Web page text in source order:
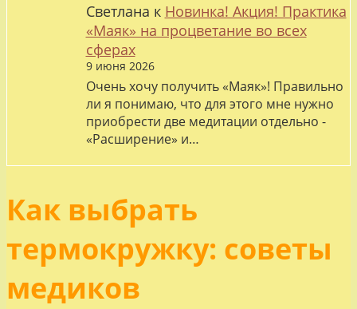
Светлана к Новинка! Акция! Практика
«Маяк» на процветание во всех
сферах
9 июня 2026
Очень хочу получить «Маяк»! Правильно
ли я понимаю, что для этого мне нужно
приобрести две медитации отдельно -
«Расширение» и…
Как выбрать
термокружку: советы
медиков